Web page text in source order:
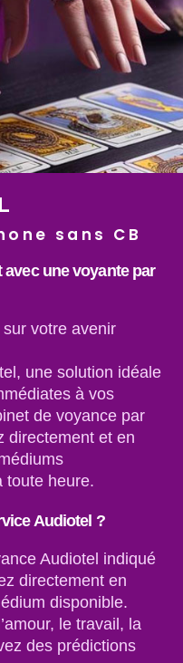
sans CB
une voyante par
votre avenir
une solution idéale
à vos
de voyance par
directement et en
toute heure.
Audiotel ?
Audiotel indiqué
directement en
disponible.
le travail, la
des prédictions